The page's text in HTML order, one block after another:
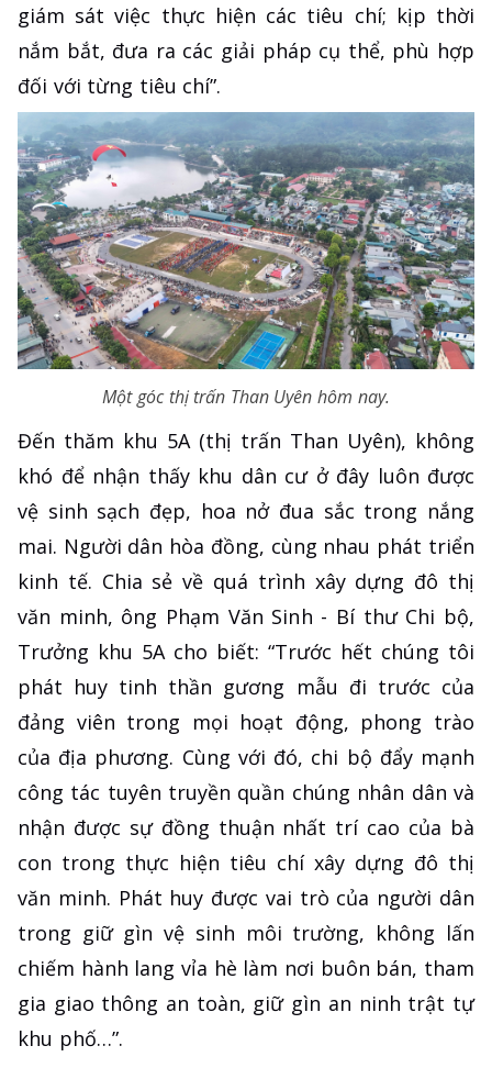
giám sát việc thực hiện các tiêu chí; kịp thời
nắm bắt, đưa ra các giải pháp cụ thể, phù hợp
đối với từng tiêu chí”.
Một góc thị trấn Than Uyên hôm nay.
Đến thăm khu 5A (thị trấn Than Uyên), không
khó để nhận thấy khu dân cư ở đây luôn được
vệ sinh sạch đẹp, hoa nở đua sắc trong nắng
mai. Người dân hòa đồng, cùng nhau phát triển
kinh tế. Chia sẻ về quá trình xây dựng đô thị
văn minh, ông Phạm Văn Sinh - Bí thư Chi bộ,
Trưởng khu 5A cho biết: “Trước hết chúng tôi
phát huy tinh thần gương mẫu đi trước của
đảng viên trong mọi hoạt động, phong trào
của địa phương. Cùng với đó, chi bộ đẩy mạnh
công tác tuyên truyền quần chúng nhân dân và
nhận được sự đồng thuận nhất trí cao của bà
con trong thực hiện tiêu chí xây dựng đô thị
văn minh. Phát huy được vai trò của người dân
trong giữ gìn vệ sinh môi trường, không lấn
chiếm hành lang vỉa hè làm nơi buôn bán, tham
gia giao thông an toàn, giữ gìn an ninh trật tự
khu phố…”.